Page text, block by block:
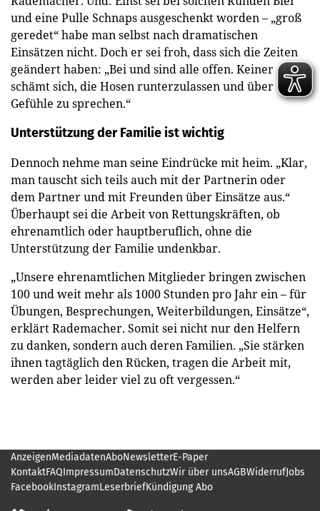
und eine Pulle Schnaps ausgeschenkt worden – „groß
geredet“ habe man selbst nach dramatischen
Einsätzen nicht. Doch er sei froh, dass sich die Zeiten
geändert haben: „Bei und sind alle offen. Keiner
schämt sich, die Hosen runterzulassen und über
Gefühle zu sprechen.“
Unterstützung der Familie ist wichtig
Dennoch nehme man seine Eindrücke mit heim. „Klar,
man tauscht sich teils auch mit der Partnerin oder
dem Partner und mit Freunden über Einsätze aus.“
Überhaupt sei die Arbeit von Rettungskräften, ob
ehrenamtlich oder hauptberuflich, ohne die
Unterstützung der Familie undenkbar.
„Unsere ehrenamtlichen Mitglieder bringen zwischen
100 und weit mehr als 1000 Stunden pro Jahr ein – für
Übungen, Besprechungen, Weiterbildungen, Einsätze“,
erklärt Rademacher. Somit sei nicht nur den Helfern
zu danken, sondern auch deren Familien. „Sie stärken
ihnen tagtäglich den Rücken, tragen die Arbeit mit,
werden aber leider viel zu oft vergessen.“
AnzeigenMediadatenAboNewsletterE-Paper
KontaktFAQImpressumDatenschutzWir über unsAGBWiderrufJobs
FacebookInstagramLeserbriefKündigung Abo